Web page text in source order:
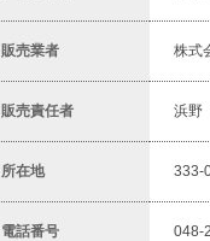
販売業者 株式
販売責任者 浜
所在地 333-
電話番号 048-